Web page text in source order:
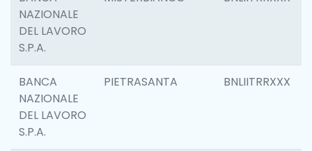
NAZIONALE
DEL LAVORO
S.P.A.
BANCA
NAZIONALE
DEL LAVORO
S.P.A.
PIETRASANTA BNLIITRRXXX